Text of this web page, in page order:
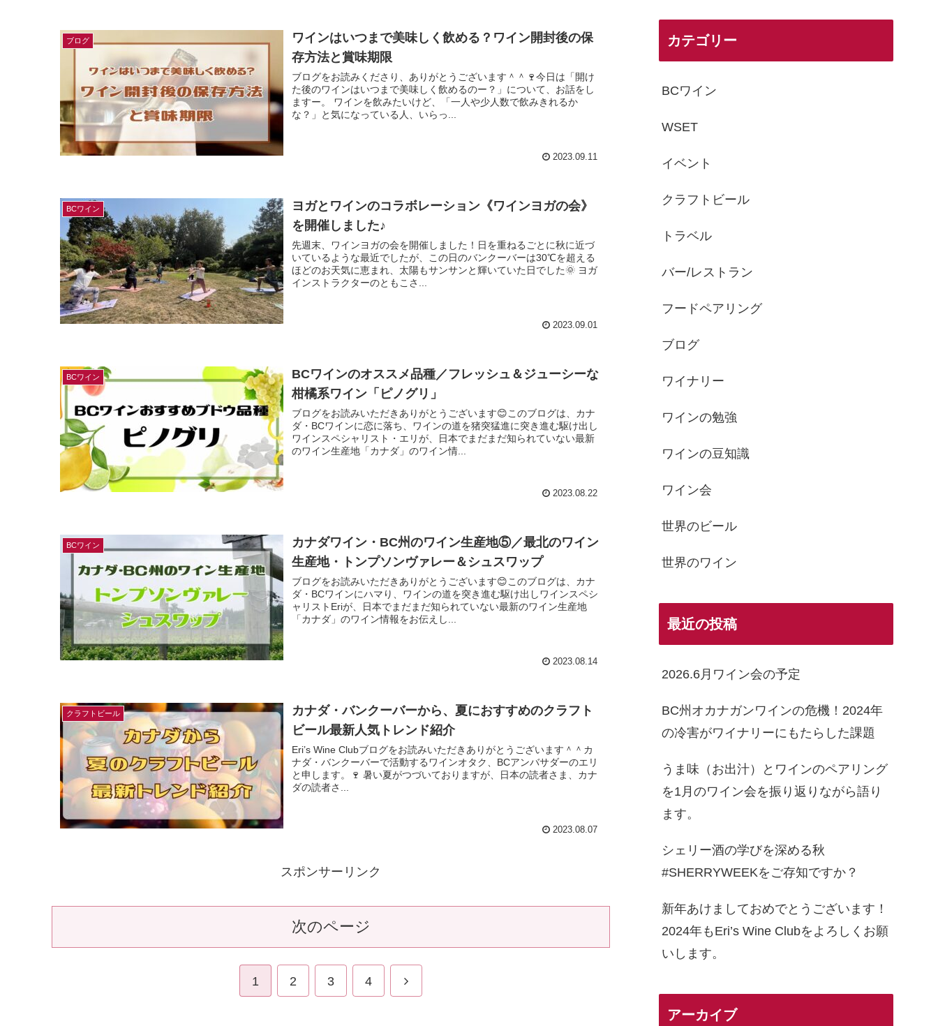
ブログ
ワインはいつまで美味しく飲める？ワイン開封後の保
存方法と賞味期限
ブログをお読みくださり、ありがとうございます＾＾🍷今日は「開け
た後のワインはいつまで美味しく飲めるのー？」について、お話をし
ますー。 ワインを飲みたいけど、「一人や少人数で飲みきれるか
な？」と気になっている人、いらっ...
2023.09.11
BCワイン
ヨガとワインのコラボレーション《ワインヨガの会》
を開催しました♪
先週末、ワインヨガの会を開催しました！日を重ねるごとに秋に近づ
いているような最近でしたが、この日のバンクーバーは30℃を超える
ほどのお天気に恵まれ、太陽もサンサンと輝いていた日でした🌞 ヨガ
インストラクターのともこさ...
2023.09.01
BCワイン
BCワインのオススメ品種／フレッシュ＆ジューシーな
柑橘系ワイン「ピノグリ」
ブログをお読みいただきありがとうございます😊このブログは、カナ
ダ・BCワインに恋に落ち、ワインの道を猪突猛進に突き進む駆け出し
ワインスペシャリスト・エリが、日本でまだまだ知られていない最新
のワイン生産地「カナダ」のワイン情...
2023.08.22
BCワイン
カナダワイン・BC州のワイン生産地⑤／最北のワイン
生産地・トンプソンヴァレー＆シュスワップ
ブログをお読みいただきありがとうございます😊このブログは、カナ
ダ・BCワインにハマり、ワインの道を突き進む駆け出しワインスペシ
ャリストEriが、日本でまだまだ知られていない最新のワイン生産地
「カナダ」のワイン情報をお伝えし...
2023.08.14
クラフトビール
カナダ・バンクーバーから、夏におすすめのクラフト
ビール最新人気トレンド紹介
Eri’s Wine Clubブログをお読みいただきありがとうございます＾＾カ
ナダ・バンクーバーで活動するワインオタク、BCアンバサダーのエリ
と申します。🍷 暑い夏がつづいておりますが、日本の読者さま、カナ
ダの読者さ...
2023.08.07
スポンサーリンク
次のページ
1 2 3 4
カテゴリー
BCワイン
WSET
イベント
クラフトビール
トラベル
バー/レストラン
フードペアリング
ブログ
ワイナリー
ワインの勉強
ワインの豆知識
ワイン会
世界のビール
世界のワイン
最近の投稿
2026.6月ワイン会の予定
BC州オカナガンワインの危機！2024年
の冷害がワイナリーにもたらした課題
うま味（お出汁）とワインのペアリング
を1月のワイン会を振り返りながら語り
ます。
シェリー酒の学びを深める秋
#SHERRYWEEKをご存知ですか？
新年あけましておめでとうございます！
2024年もEri’s Wine Clubをよろしくお願
いします。
アーカイブ